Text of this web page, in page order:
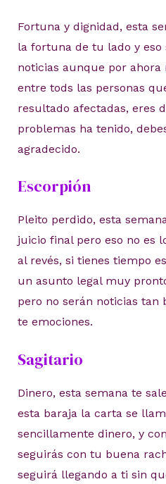
Fortuna y dignidad, esta
la fortuna de tu lado y eso
noticias aunque por ahora
entre tods las personas
resultado afectadas, eres
problemas ha tenido,
agradecido.
Escorpión
Pleito perdido, esta
juicio final pero eso no es
al revés, si tienes tiempo
un asunto legal muy
pero no serán noticias tan
te emociones.
Sagitario
Dinero, esta semana te
esta baraja la carta se
sencillamente dinero, y
seguirás con tu buena
seguirá llegando a ti sin